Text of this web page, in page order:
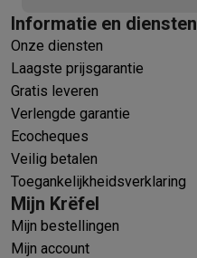
Informatie en diensten
Onze diensten
Laagste prijsgarantie
Gratis leveren
Verlengde garantie
Ecocheques
Veilig betalen
Toegankelijkheidsverklaring
Mijn Krëfel
Mijn bestellingen
Mijn account